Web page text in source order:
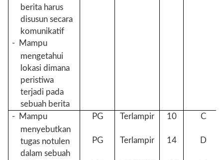
berita harus
disusun secara
komunikatif
-
Mampu
mengetahui
lokasi dimana
peristiwa
terjadi pada
sebuah berita
-
Mampu
menyebutkan
tugas notulen
dalam sebuah
PG
PG
Terlampir
Terlampir
10
14
C
D